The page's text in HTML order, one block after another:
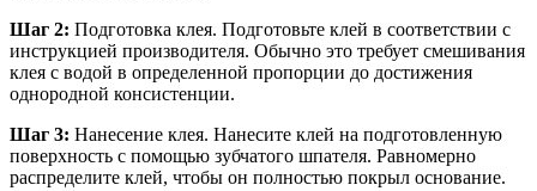
Шаг 2: Подготовка клея. Подготовьте клей в соответствии с
инструкцией производителя. Обычно это требует смешивания
клея с водой в определенной пропорции до достижения
однородной консистенции.
Шаг 3: Нанесение клея. Нанесите клей на подготовленную
поверхность с помощью зубчатого шпателя. Равномерно
распределите клей, чтобы он полностью покрыл основание.